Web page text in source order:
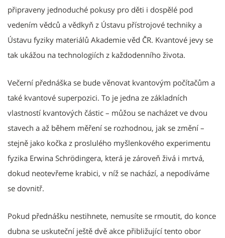
připraveny jednoduché pokusy pro děti i dospělé pod
vedením vědců a vědkyň z Ústavu přístrojové techniky a
Ústavu fyziky materiálů Akademie věd ČR. Kvantové jevy se
tak ukážou na technologiích z každodenního života.
Večerní přednáška se bude věnovat kvantovým počítačům a
také kvantové superpozici. To je jedna ze základních
vlastností kvantových částic – můžou se nacházet ve dvou
stavech a až během měření se rozhodnou, jak se změní –
stejně jako kočka z proslulého myšlenkového experimentu
fyzika Erwina Schrödingera, která je zároveň živá i mrtvá,
dokud neotevřeme krabici, v níž se nachází, a nepodíváme
se dovnitř.
Pokud přednášku nestihnete, nemusíte se rmoutit, do konce
dubna se uskuteční ještě dvě akce přibližující tento obor